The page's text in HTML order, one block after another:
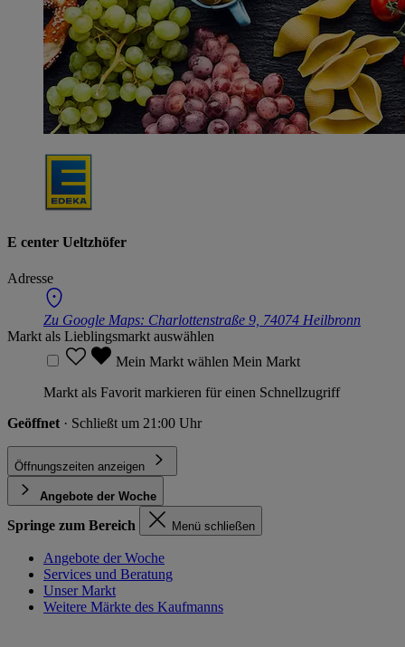
E center Ueltzhöfer
Adresse
Zu Google Maps: Charlottenstraße 9, 74074 Heilbronn
Markt als Lieblingsmarkt auswählen
Mein Markt wählen Mein Markt
Markt als Favorit markieren für einen Schnellzugriff
Geöffnet · Schließt um 21:00 Uhr
Öffnungszeiten anzeigen
Angebote der Woche
Springe zum Bereich Menü schließen
Angebote der Woche
Services und Beratung
Unser Markt
Weitere Märkte des Kaufmanns